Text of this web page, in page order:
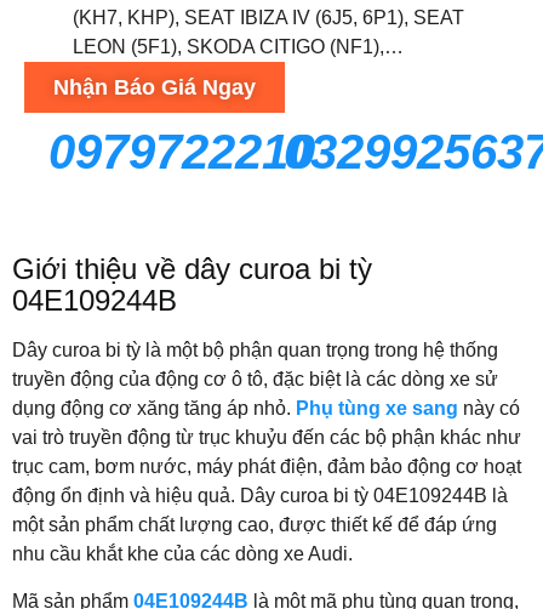
(KH7, KHP), SEAT IBIZA IV (6J5, 6P1), SEAT
LEON (5F1), SKODA CITIGO (NF1),…
Nhận Báo Giá Ngay
0979722210
Giới thiệu về dây curoa bi tỳ
04E109244B
Dây curoa bi tỳ là một bộ phận quan trọng trong hệ thống
truyền động của động cơ ô tô, đặc biệt là các dòng xe sử
dụng động cơ xăng tăng áp nhỏ. Phụ tùng xe sang này có
vai trò truyền động từ trục khuỷu đến các bộ phận khác như
trục cam, bơm nước, máy phát điện, đảm bảo động cơ hoạt
động ổn định và hiệu quả. Dây curoa bi tỳ 04E109244B là
một sản phẩm chất lượng cao, được thiết kế để đáp ứng
nhu cầu khắt khe của các dòng xe Audi.
Mã sản phẩm 04E109244B là một mã phụ tùng quan trọng,